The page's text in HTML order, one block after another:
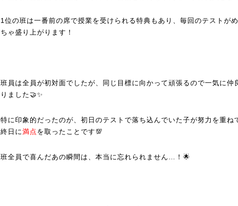
1位の班は一番前の席で授業を受けられる特典もあり、毎回のテストがめ
ちゃ盛り上がります！
班員は全員が初対面でしたが、同じ目標に向かって頑張るので一気に仲
りました🤝✨
特に印象的だったのが、初日のテストで落ち込んでいた子が努力を重ね
終日に満点を取ったことです💯
班全員で喜んだあの瞬間は、本当に忘れられません…！🌟